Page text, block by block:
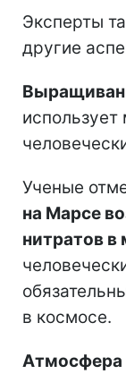
Эксперты
другие
Ученые
на Марсе
нитратов в
в космосе.
Атмосфера